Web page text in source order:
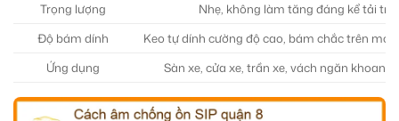
Trọng lượng
Nhẹ, không làm tăng đáng kể tải
Độ bám dính
Keo tự dính cường độ cao, bám chắc trên mọi
Ứng dụng
Sàn xe, cửa xe, trần xe, vách ngăn khoang